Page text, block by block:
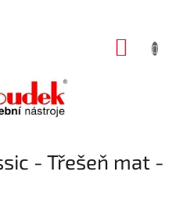
- Třešeň mat -